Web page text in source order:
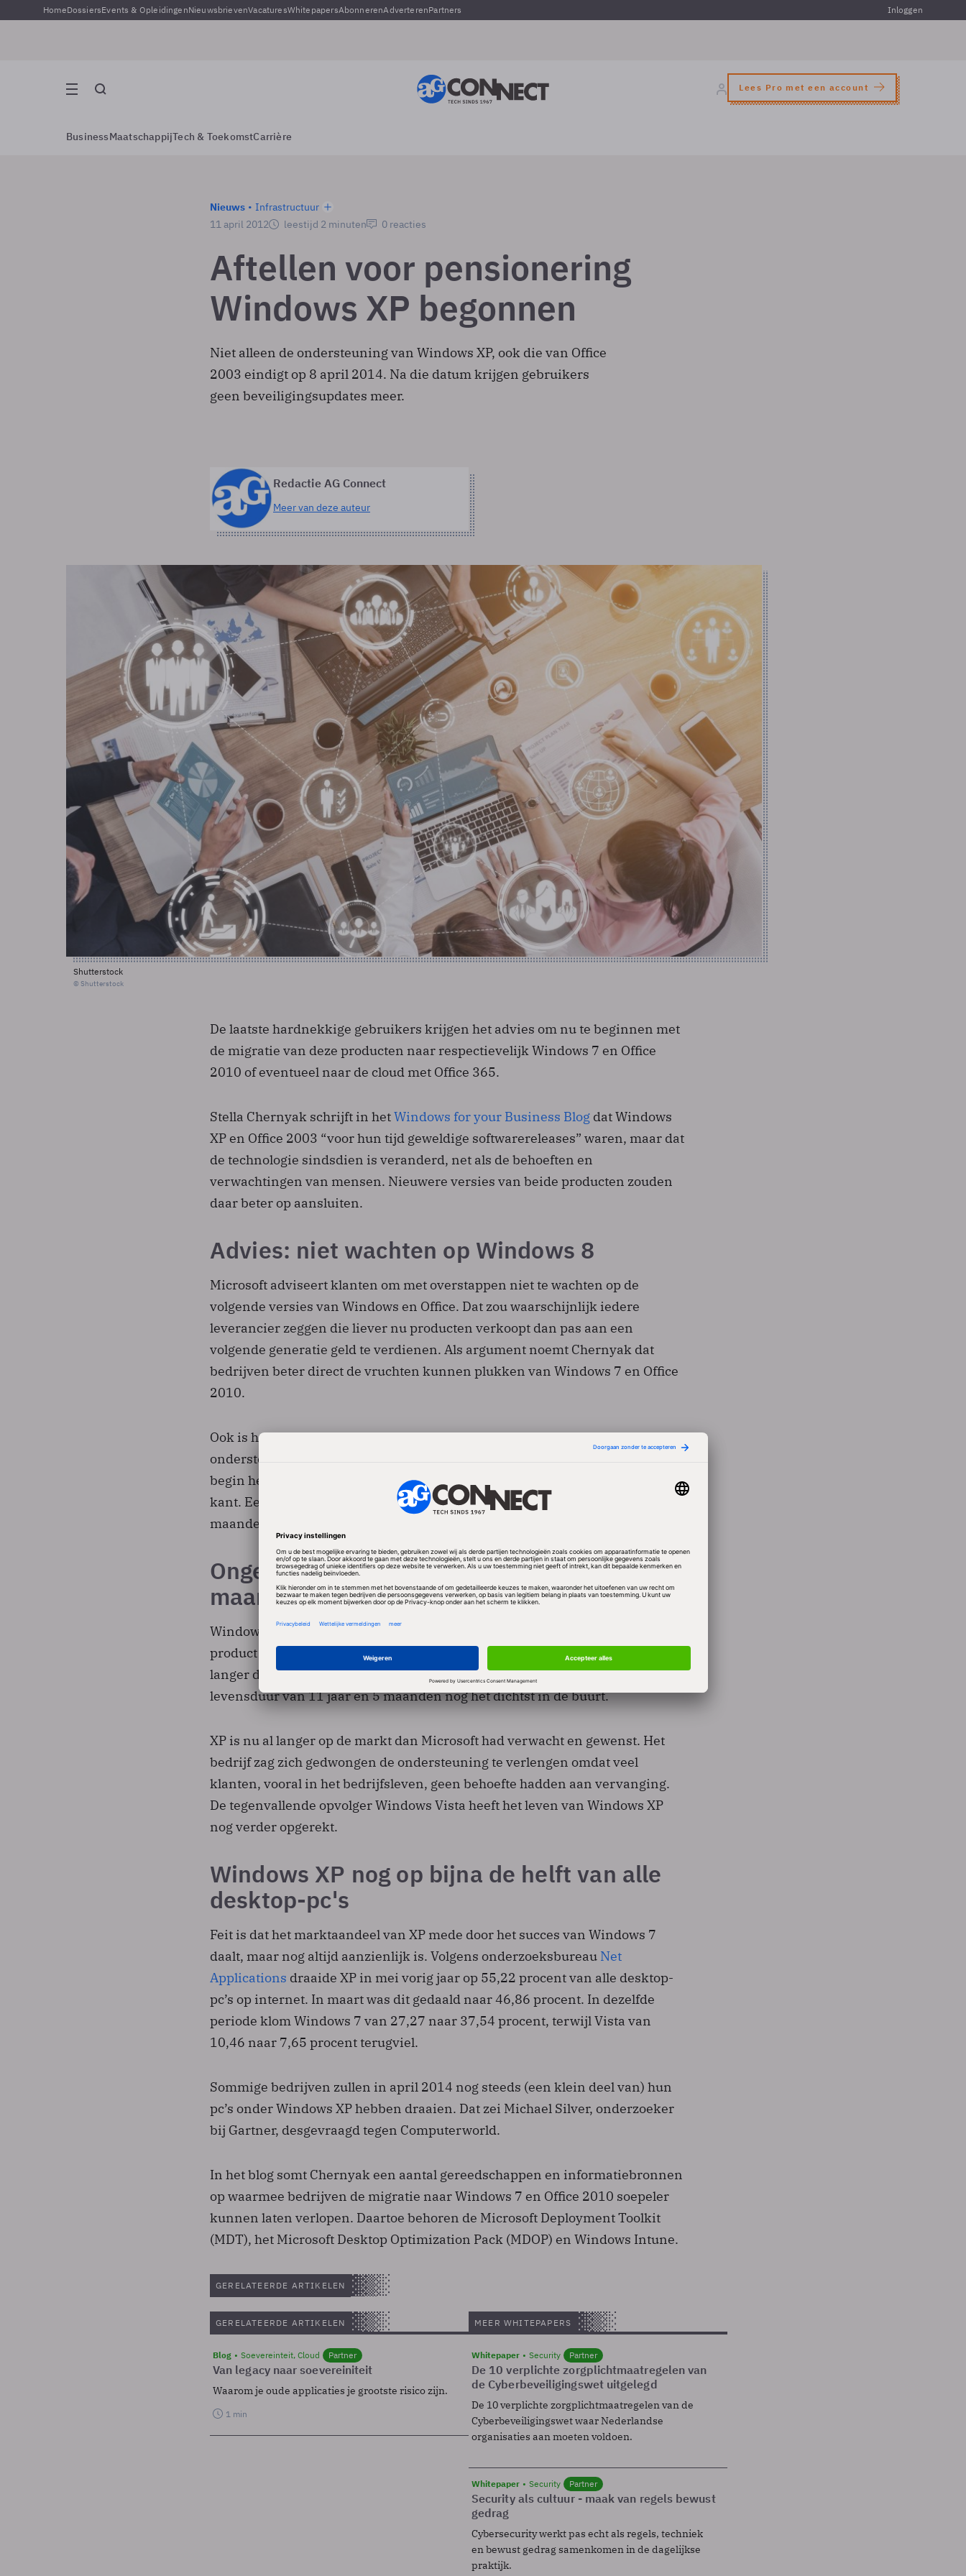
HomeDossiersEvents & OpleidingenNieuwsbrievenVacaturesWhitepapersAbonnerenAdverterenPartners Inloggen
Lees Pro met een account
BusinessMaatschappijTech & ToekomstCarrière
Nieuws
Infrastructuur
11 april 2012
leestijd 2 minuten 0 reacties
Aftellen voor pensionering
Windows XP begonnen
Niet alleen de ondersteuning van Windows XP, ook die van Office
2003 eindigt op 8 april 2014. Na die datum krijgen gebruikers
geen beveiligingsupdates meer.
Redactie AG Connect
Meer van deze auteur
Shutterstock
© Shutterstock
De laatste hardnekkige gebruikers krijgen het advies om nu te beginnen met
de migratie van deze producten naar respectievelijk Windows 7 en Office
2010 of eventueel naar de cloud met Office 365.
Stella Chernyak schrijft in hetWindows for your Business Blog dat Windows
XP en Office 2003 “voor hun tijd geweldige softwarereleases” waren, maar dat
de technologie sindsdien is veranderd, net als de behoeften en
verwachtingen van mensen. Nieuwere versies van beide producten zouden
daar beter op aansluiten.
Advies: niet wachten op Windows 8
Microsoft adviseert klanten om met overstappen niet te wachten op de
volgende versies van Windows en Office. Dat zou waarschijnlijk iedere
leverancier zeggen die liever nu producten verkoopt dan pas aan een
volgende generatie geld te verdienen. Als argument noemt Chernyak dat
bedrijven beter direct de vruchten kunnen plukken van Windows 7 en Office
2010.
Ook is het volgens Chernyak zaak de uitrol te hebben voltooid voordat de
ondersteuning van de oude producten afloopt. Bedrijven die nu nog geen
begin hebben gemaakt met de migratie, zijn volgens Microsoft aan de late
kant. Een doorsnee migratieproject duurt van begin tot eind 18 tot 32
maanden.
Ongekende levensduur van 12 jaar en 5
maanden
Windows XP maakte zijn debuut in oktober 2001. Dat betekent dat het
product bij zijn pensionering 12 jaar en 5 maanden in de lucht is gehouden -
langer dan enig ander product van Microsoft. Windows NT komt met een
levensduur van 11 jaar en 5 maanden nog het dichtst in de buurt.
XP is nu al langer op de markt dan Microsoft had verwacht en gewenst. Het
bedrijf zag zich gedwongen de ondersteuning te verlengen omdat veel
klanten, vooral in het bedrijfsleven, geen behoefte hadden aan vervanging.
De tegenvallende opvolger Windows Vista heeft het leven van Windows XP
nog verder opgerekt.
Windows XP nog op bijna de helft van alle
desktop-pc's
Feit is dat het marktaandeel van XP mede door het succes van Windows 7
daalt, maar nog altijd aanzienlijk is. Volgens onderzoeksbureau Net
Applications draaide XP in mei vorig jaar op 55,22 procent van alle desktop-
pc’s op internet. In maart was dit gedaald naar 46,86 procent. In dezelfde
periode klom Windows 7 van 27,27 naar 37,54 procent, terwijl Vista van
10,46 naar 7,65 procent terugviel.
Sommige bedrijven zullen in april 2014 nog steeds (een klein deel van) hun
pc’s onder Windows XP hebben draaien. Dat zei Michael Silver, onderzoeker
bij Gartner, desgevraagd tegen Computerworld.
In het blog somt Chernyak een aantal gereedschappen en informatiebronnen
op waarmee bedrijven de migratie naar Windows 7 en Office 2010 soepeler
kunnen laten verlopen. Daartoe behoren de Microsoft Deployment Toolkit
(MDT), het Microsoft Desktop Optimization Pack (MDOP) en Windows Intune.
GERELATEERDE ARTIKELEN
GERELATEERDE ARTIKELEN
Blog Soevereinteit, Cloud Partner
Van legacy naar soevereiniteit
Waarom je oude applicaties je grootste risico zijn.
1 min
MEER WHITEPAPERS
Whitepaper Security Partner
De 10 verplichte zorgplichtmaatregelen van
de Cyberbeveiligingswet uitgelegd
De 10 verplichte zorgplichtmaatregelen van de
Cyberbeveiligingswet waar Nederlandse
organisaties aan moeten voldoen.
Whitepaper Security Partner
Security als cultuur - maak van regels bewust
gedrag
Cybersecurity werkt pas echt als regels, techniek
en bewust gedrag samenkomen in de dagelijkse
praktijk.